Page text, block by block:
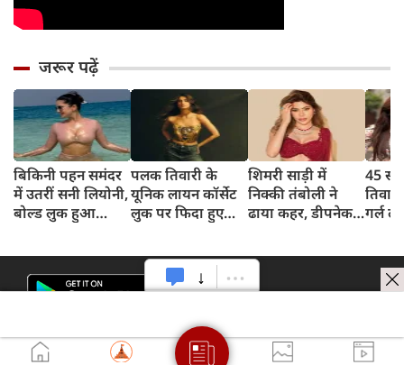
जरूर पढ़ें
बिकिनी पहन समंदर
में उतरीं सनी लियोनी,
बोल्ड लुक हुआ
पलक तिवारी के
यूनिक लायन कॉर्सेट
लुक पर फिदा हुए
शिमरी साड़ी में
निक्की तंबोली ने
ढाया कहर, डीपनेक
45
गर्ल